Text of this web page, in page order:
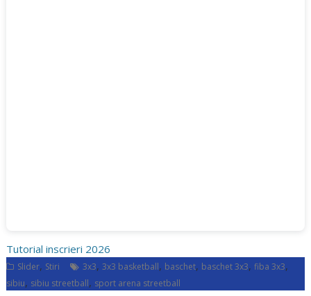
Tutorial inscrieri 2026
Slider, Stiri 3x3, 3x3 basketball, baschet, baschet 3x3,fiba 3x3,
sibiu, sibiu streetball, sport arena streetball